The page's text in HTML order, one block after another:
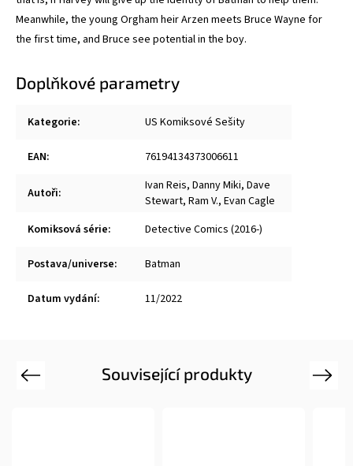
Meanwhile, the young Orgham heir Arzen meets Bruce Wayne for
the first time, and Bruce see potential in the boy.
Doplňkové parametry
Kategorie: US Komiksové Sešity
EAN: 76194134373006611
Autoři: Ivan Reis, Danny Miki, Dave
Stewart, Ram V., Evan Cagle
Komiksová série: Detective Comics (2016-)
Postava/universe: Batman
Datum vydání: 11/2022
Související produkty
Previous Next